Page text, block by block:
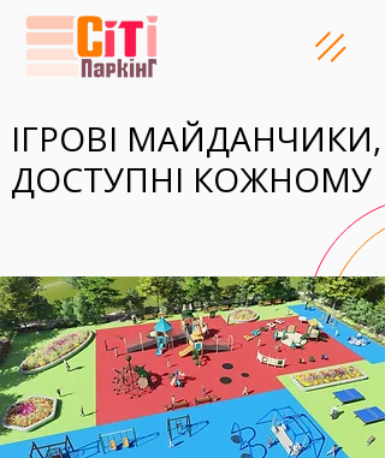
ІГРОВІ МАЙДАНЧИКИ,
ДОСТУПНІ КОЖНОМУ
ІГРОВІ МАЙДАНЧИКИ,
ДОСТУПНІ КОЖНОМУ